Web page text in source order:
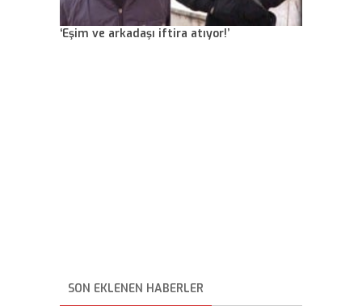
‘Eşim ve arkadaşı iftira atıyor!’
SON EKLENEN HABERLER